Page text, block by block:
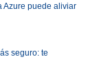
Azure puede aliviar
seguro: te